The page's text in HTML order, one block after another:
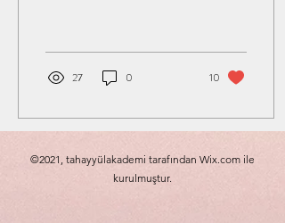
27 0 10
©2021, tahayyülakademi tarafından Wix.com ile
kurulmuştur.